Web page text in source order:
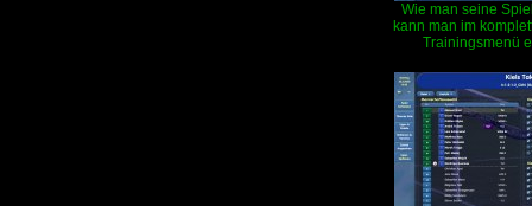
Wie man seine
kann man im
Trainingsmenü